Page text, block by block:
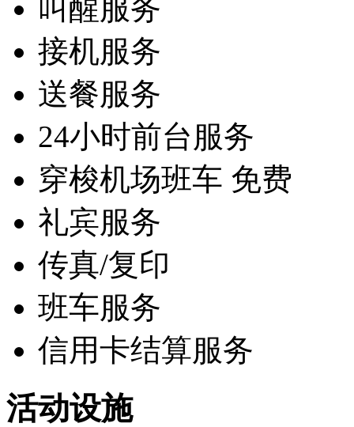
叫醒服务
接机服务
送餐服务
24小时前台服务
穿梭机场班车 免费
礼宾服务
传真/复印
班车服务
信用卡结算服务
活动设施